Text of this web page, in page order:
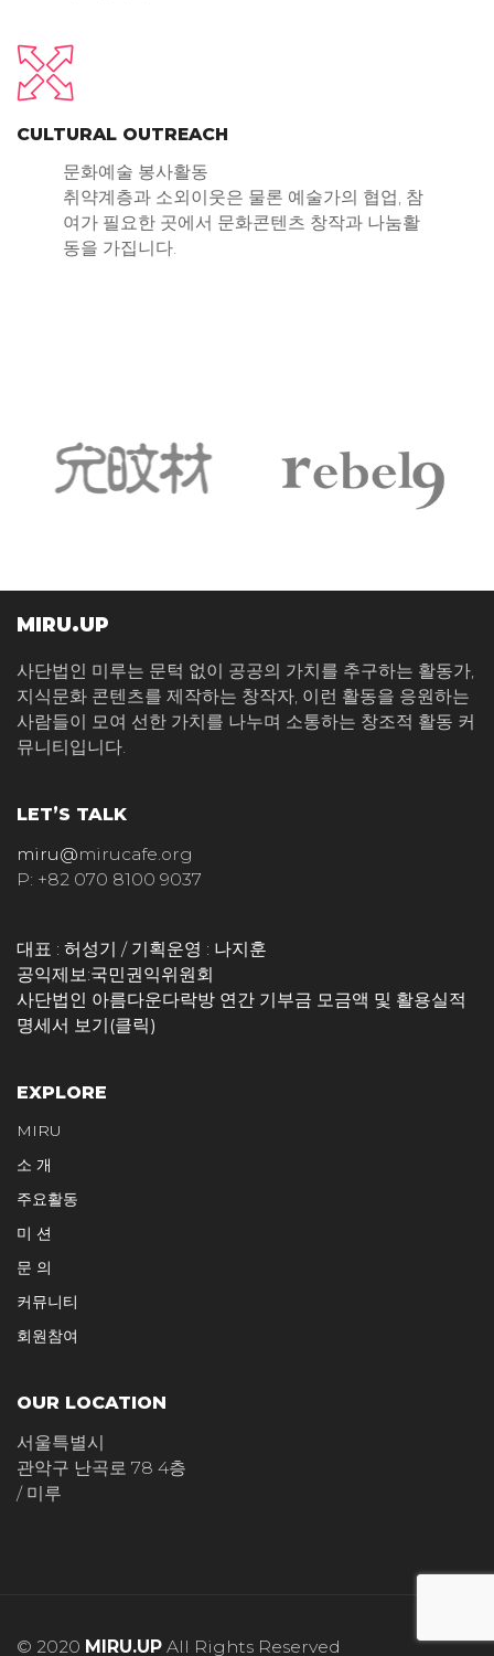
CULTURAL OUTREACH
문화예술 봉사활동
취약계층과 소외이웃은 물론 예술가의 협업, 참
여가 필요한 곳에서 문화콘텐츠 창작과 나눔활
동을 가집니다.
MIRU.UP
사단법인 미루는 문턱 없이 공공의 가치를 추구하는 활동가,
지식문화 콘텐츠를 제작하는 창작자, 이런 활동을 응원하는
사람들이 모여 선한 가치를 나누며 소통하는 창조적 활동 커
뮤니티입니다.
LET’S TALK
miru@mirucafe.org
P: +82 070 8100 9037
대표 : 허성기 / 기획운영 : 나지훈
공익제보:국민권익위원회
사단법인 아름다운다락방 연간 기부금 모금액 및 활용실적
명세서 보기(클릭)
EXPLORE
MIRU
소 개
주요활동
미 션
문 의
커뮤니티
회원참여
OUR LOCATION
서울특별시
관악구 난곡로 78 4층
/ 미루
© 2020 MIRU.UP All Rights Reserved